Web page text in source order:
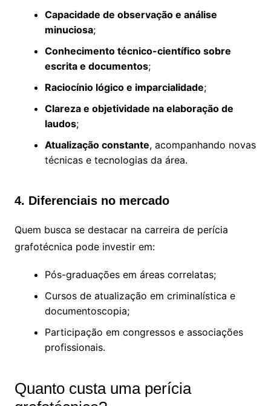
Capacidade de observação e análise
minuciosa;
Conhecimento técnico-científico sobre
escrita e documentos;
Raciocínio lógico e imparcialidade;
Clareza e objetividade na elaboração de
laudos;
Atualização constante, acompanhando novas
técnicas e tecnologias da área.
4. Diferenciais no mercado
Quem busca se destacar na carreira de perícia
grafotécnica pode investir em:
Pós-graduações em áreas correlatas;
Cursos de atualização em criminalística e
documentoscopia;
Participação em congressos e associações
profissionais.
Quanto custa uma perícia